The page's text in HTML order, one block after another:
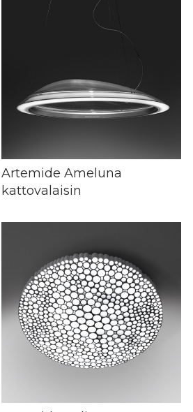
Artemide Ameluna
kattovalaisin